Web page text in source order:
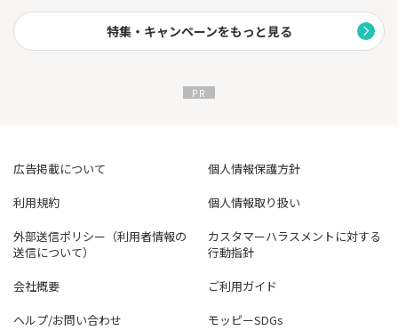
特集・キャンペーンをもっと見る
広告掲載について
個人情報保護方針
利用規約
個人情報取り扱い
外部送信ポリシー（利用者情報の
送信について）
カスタマーハラスメントに対する
行動指針
会社概要
ご利用ガイド
ヘルプ/お問い合わせ
モッピーSDGs